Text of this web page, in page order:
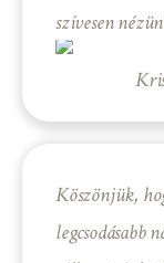
szívesen
Köszönjük,
legcsodásabb